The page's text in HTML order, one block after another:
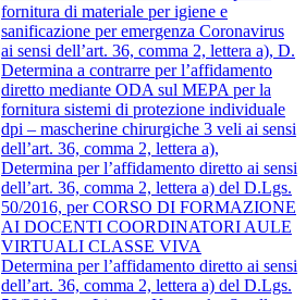
fornitura di materiale per igiene e
sanificazione per emergenza Coronavirus
ai sensi dell’art. 36, comma 2, lettera a), D.
Determina a contrarre per l’affidamento
diretto mediante ODA sul MEPA per la
fornitura sistemi di protezione individuale
dpi – mascherine chirurgiche 3 veli ai sensi
dell’art. 36, comma 2, lettera a),
Determina per l’affidamento diretto ai sensi
dell’art. 36, comma 2, lettera a) del D.Lgs.
50/2016, per CORSO DI FORMAZIONE
AI DOCENTI COORDINATORI AULE
VIRTUALI CLASSE VIVA
Determina per l’affidamento diretto ai sensi
dell’art. 36, comma 2, lettera a) del D.Lgs.